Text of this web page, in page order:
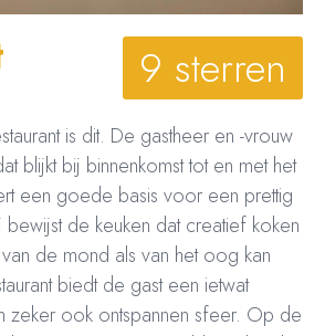
9 sterren
is dit. De gastheer en -vrouw
blijkt bij binnenkomst tot en met het
een goede basis voor een prettig
de keuken dat creatief koken
de mond als van het oog kan
biedt de gast een ietwat
zeker ook ontspannen sfeer. Op de